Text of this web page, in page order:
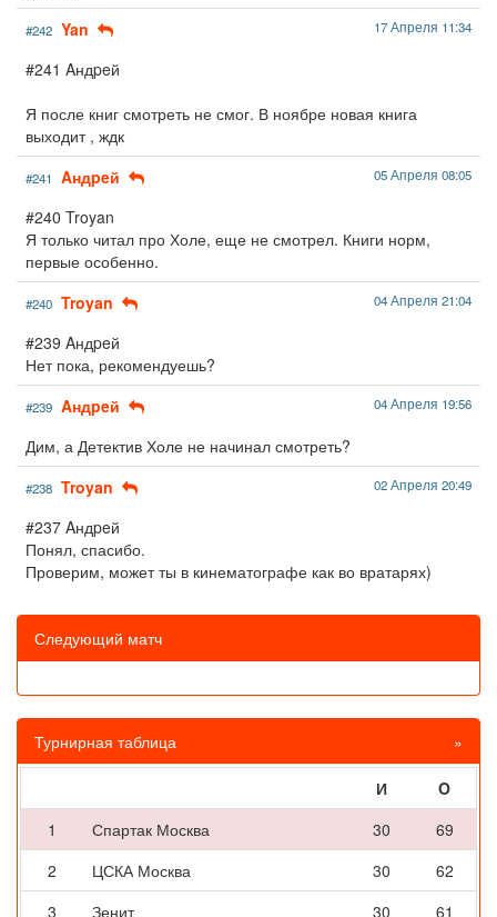
#242 Yan 17 Апреля 11:34
#241 Aндpeй
Я после книг смотреть не смог. В ноябре новая книга
выходит , ждк
#241 Aндpeй 05 Апреля 08:05
#240 Troyan
Я только читал про Холе, еще не смотрел. Книги норм,
первые особенно.
#240 Troyan 04 Апреля 21:04
#239 Aндpeй
Нет пока, рекомендуешь?
#239 Aндpeй 04 Апреля 19:56
Дим, а Детектив Холе не начинал смотреть?
#238 Troyan 02 Апреля 20:49
#237 Aндpeй
Понял, спасибо.
Проверим, может ты в кинематографе как во вратарях)
Следующий матч
Турнирная таблица »
И
O
1
Спартак Москва 30
69
2
ЦСКА Москва 30
62
3
Зенит 30
61